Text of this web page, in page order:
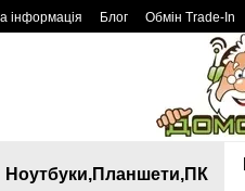
інформація Блог Обмін Trade-In
Ноутбуки,Планшети,ПК